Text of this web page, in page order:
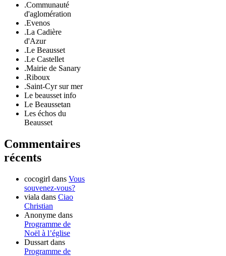
.Communauté
d'aglomération
.Evenos
.La Cadière
d'Azur
.Le Beausset
.Le Castellet
.Mairie de Sanary
.Riboux
.Saint-Cyr sur mer
Le beausset info
Le Beaussetan
Les échos du
Beausset
Commentaires
récents
cocogirl dans Vous
souvenez-vous?
viala dans Ciao
Christian
Anonyme dans
Programme de
Noël à l’église
Dussart dans
Programme de